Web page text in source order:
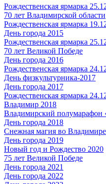
Рождественская ярмарка
70 лет Владимирской области
Рождественская ярмарка
День города 2015
Рождественская ярмарка
70 лет Великой Победе
День города 2016
Рождественская ярмарка
День физкультурника-2017
День города 2017
Рождественская ярмарка
Владимир 2018
Владимирский полумарафон
День города 2018
Снежная магия во
День города 2019
Новый год и Рождество 2020
75 лет Великой Победе
День города 2021
День города 2022